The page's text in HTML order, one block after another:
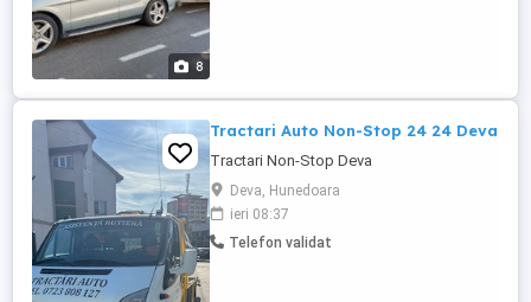
8
Tractari Auto Non-Stop 24 24 Deva
Tractari Non-Stop Deva
Deva, Hunedoara
ieri 08:37
Telefon validat